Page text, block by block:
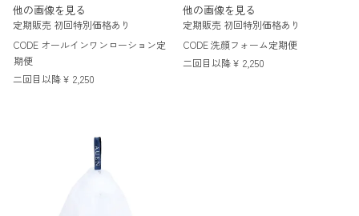
他の画像を見る
定期販売 初回特別価格あり
CODE オールインワンローション定
期便
二回目以降¥ 2,250
他の画像を見る
定期販売 初回特別価格あり
CODE 洗顔フォーム定期便
二回目以降¥ 2,250